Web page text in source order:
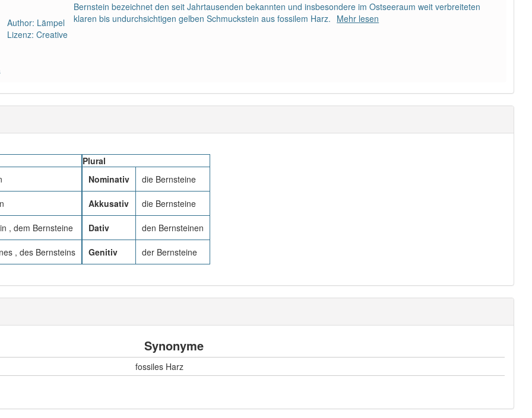
Author: Lämpel
Lizenz: Creative
Bernstein bezeichnet den seit Jahrtausenden bekannten und insbesondere im Ostseeraum weit verbreiteten
klaren bis undurchsichtigen gelben Schmuckstein aus fossilem Harz. Mehr lesen
, dem Bernsteine
, des Bernsteins
Plural
Nominativ
die Bernsteine
Akkusativ die Bernsteine
Dativ den Bernsteinen
Genitiv der Bernsteine
Synonyme
fossiles Harz